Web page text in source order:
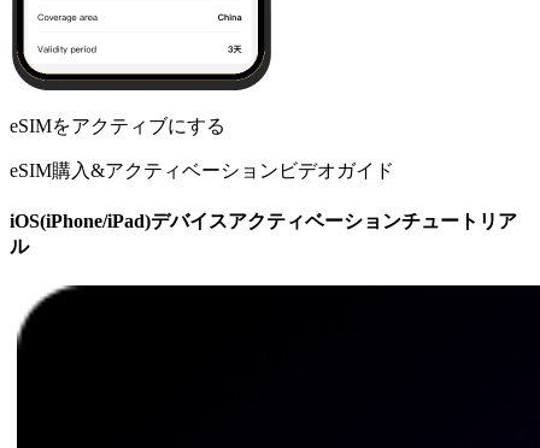
eSIMをアクティブにする
eSIM購入&アクティベーションビデオガイド
iOS(iPhone/iPad)デバイスアクティベーションチュートリア
ル